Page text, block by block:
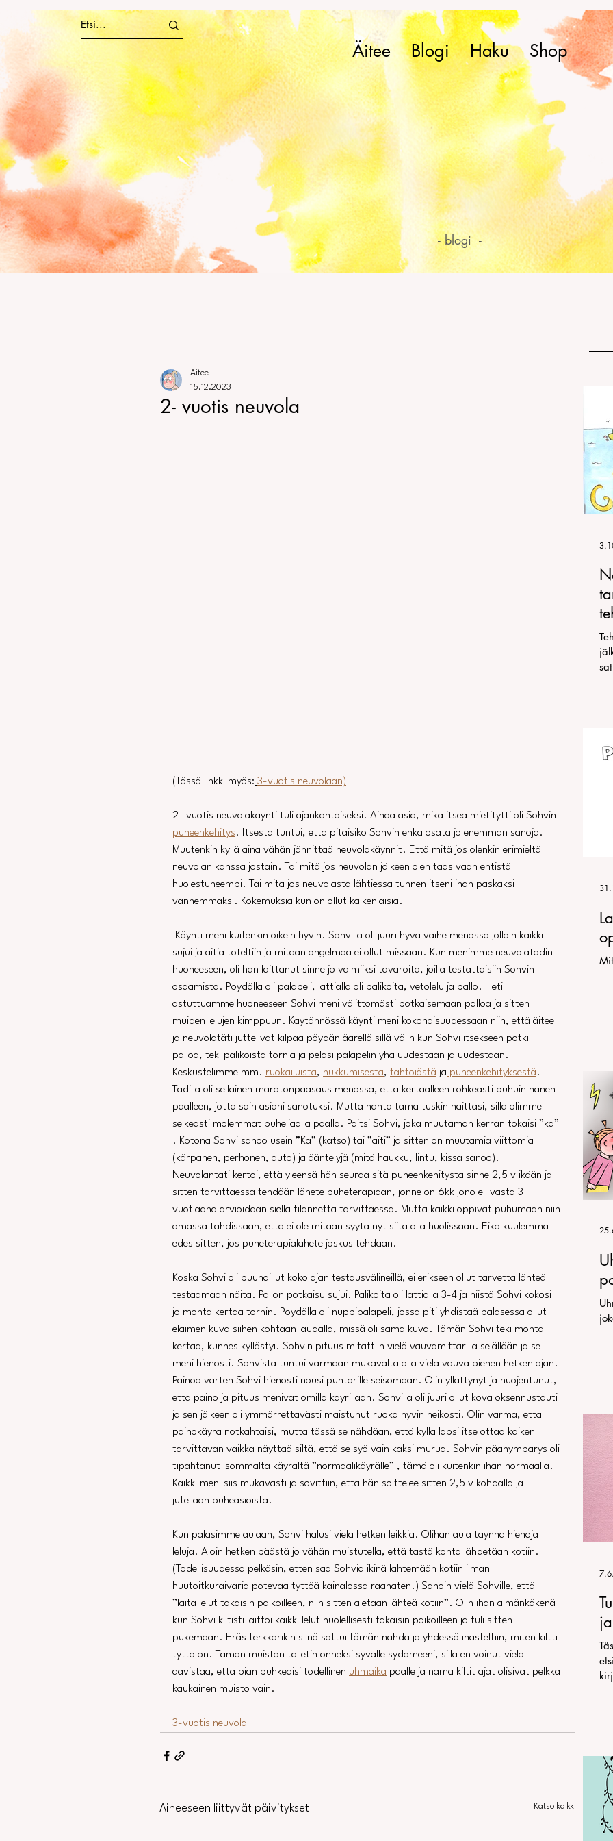
Äitee Blogi Haku Shop
- blogi -
2- vuotis neuvola
Äitee
15.12.2023
(Tässä linkki myös: 3-vuotis neuvolaan)
2- vuotis neuvolakäynti tuli ajankohtaiseksi. Ainoa asia, mikä itseä mietitytti oli Sohvin
puheenkehitys. Itsestä tuntui, että pitäisikö Sohvin ehkä osata jo enemmän sanoja.
Muutenkin kyllä aina vähän jännittää neuvolakäynnit. Että mitä jos olenkin erimieltä
neuvolan kanssa jostain. Tai mitä jos neuvolan jälkeen olen taas vaan entistä
huolestuneempi. Tai mitä jos neuvolasta lähtiessä tunnen itseni ihan paskaksi
vanhemmaksi. Kokemuksia kun on ollut kaikenlaisia.
sujui ja äitiä toteltiin ja mitään ongelmaa ei ollut missään. Kun menimme neuvolatädin
huoneeseen, oli hän laittanut sinne jo valmiiksi tavaroita, joilla testattaisiin Sohvin
osaamista. Pöydällä oli palapeli, lattialla oli palikoita, vetolelu ja pallo. Heti
astuttuamme huoneeseen Sohvi meni välittömästi potkaisemaan palloa ja sitten
muiden lelujen kimppuun. Käytännössä käynti meni kokonaisuudessaan niin, että äitee
ja neuvolatäti juttelivat kilpaa pöydän äärellä sillä välin kun Sohvi itsekseen potki
palloa, teki palikoista tornia ja pelasi palapelin yhä uudestaan ja uudestaan.
Keskustelimme mm. ruokailuista, nukkumisesta, tahtoiästä ja puheenkehityksestä.
Tädillä oli sellainen maratonpaasaus menossa, että kertaalleen rohkeasti puhuin hänen
päälleen, jotta sain asiani sanotuksi. Mutta häntä tämä tuskin haittasi, sillä olimme
selkeästi molemmat puheliaalla päällä. Paitsi Sohvi, joka muutaman kerran tokaisi ”ka”
. Kotona Sohvi sanoo usein ”Ka” (katso) tai ”äiti” ja sitten on muutamia viittomia
(kärpänen, perhonen, auto) ja ääntelyjä (mitä haukku, lintu, kissa sanoo).
Neuvolantäti kertoi, että yleensä hän seuraa sitä puheenkehitystä sinne 2,5 v ikään ja
sitten tarvittaessa tehdään lähete puheterapiaan, jonne on 6kk jono eli vasta 3
vuotiaana arvioidaan siellä tilannetta tarvittaessa. Mutta kaikki oppivat puhumaan niin
omassa tahdissaan, että ei ole mitään syytä nyt siitä olla huolissaan. Eikä kuulemma
edes sitten, jos puheterapialähete joskus tehdään.
Koska Sohvi oli puuhaillut koko ajan testausvälineillä, ei erikseen ollut tarvetta lähteä
testaamaan näitä. Pallon potkaisu sujui. Palikoita oli lattialla 3-4 ja niistä Sohvi kokosi
jo monta kertaa tornin. Pöydällä oli nuppipalapeli, jossa piti yhdistää palasessa ollut
eläimen kuva siihen kohtaan laudalla, missä oli sama kuva. Tämän Sohvi teki monta
kertaa, kunnes kyllästyi. Sohvin pituus mitattiin vielä vauvamittarilla selällään ja se
meni hienosti. Sohvista tuntui varmaan mukavalta olla vielä vauva pienen hetken ajan.
Painoa varten Sohvi hienosti nousi puntarille seisomaan. Olin yllättynyt ja huojentunut,
että paino ja pituus menivät omilla käyrillään. Sohvilla oli juuri ollut kova oksennustauti
ja sen jälkeen oli ymmärrettävästi maistunut ruoka hyvin heikosti. Olin varma, että
painokäyrä notkahtaisi, mutta tässä se nähdään, että kyllä lapsi itse ottaa kaiken
tarvittavan vaikka näyttää siltä, että se syö vain kaksi murua. Sohvin päänympärys oli
tipahtanut isommalta käyrältä ”normaalikäyrälle” , tämä oli kuitenkin ihan normaalia.
Kaikki meni siis mukavasti ja sovittiin, että hän soittelee sitten 2,5 v kohdalla ja
jutellaan puheasioista.
Kun palasimme aulaan, Sohvi halusi vielä hetken leikkiä. Olihan aula täynnä hienoja
leluja. Aloin hetken päästä jo vähän muistutella, että tästä kohta lähdetään kotiin.
(Todellisuudessa pelkäsin, etten saa Sohvia ikinä lähtemään kotiin ilman
huutoitkuraivaria potevaa tyttöä kainalossa raahaten.) Sanoin vielä Sohville, että
”laita lelut takaisin paikoilleen, niin sitten aletaan lähteä kotiin”. Olin ihan äimänkäkenä
kun Sohvi kiltisti laittoi kaikki lelut huolellisesti takaisin paikoilleen ja tuli sitten
pukemaan. Eräs terkkarikin siinä sattui tämän nähdä ja yhdessä ihasteltiin, miten kiltti
tyttö on. Tämän muiston talletin onneksi syvälle sydämeeni, sillä en voinut vielä
aavistaa, että pian puhkeaisi todellinen uhmaikä päälle ja nämä kiltit ajat olisivat pelkkä
kaukainen muisto vain.
3-vuotis neuvola
Aiheeseen liittyvät päivitykset Katso kaikki